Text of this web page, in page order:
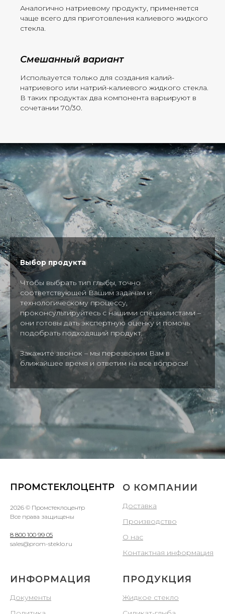
Аналогично натриевому продукту, применяется
чаще всего для приготовления калиевого жидкого
стекла.
Смешанный вариант
Используется только для создания калий-
натриевого или натрий-калиевого жидкого стекла.
В таких продуктах два компонента варьируют в
сочетании 70/30.
Выбор продукта
Чтобы выбрать тип глыбы, точно
соответствующей Вашим задачам и
технологическому процессу,
проконсультируйтесь с нашими специалистами –
они готовы дать экспертную оценку и помочь
подобрать подходящий продукт.
Закажите звонок – мы перезвоним Вам в
ближайшее время и ответим на все вопросы!
ПРОМСТЕКЛОЦЕНТР
2026 © Промстеклоцентр
Все права защищены
8 800 100 99 05
sales@prom-steklo.ru
О КОМПАНИИ
Доставка
Производство
О нас
Контактная информация
ИНФОРМАЦИЯ
Документы
ПРОДУКЦИЯ
Жидкое стекло